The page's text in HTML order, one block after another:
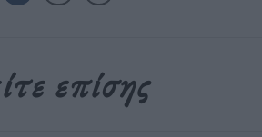
επίσης